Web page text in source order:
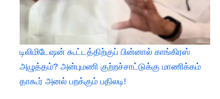
டிலிமிடேஷன் கூட்டத்திற்குப் பின்னால் காங்கிரஸ்
அழுத்தம்? அன்புமணி குற்றச்சாட்டுக்கு மாணிக்கம்
தாகூர் அனல் பறக்கும் பதிலடி!